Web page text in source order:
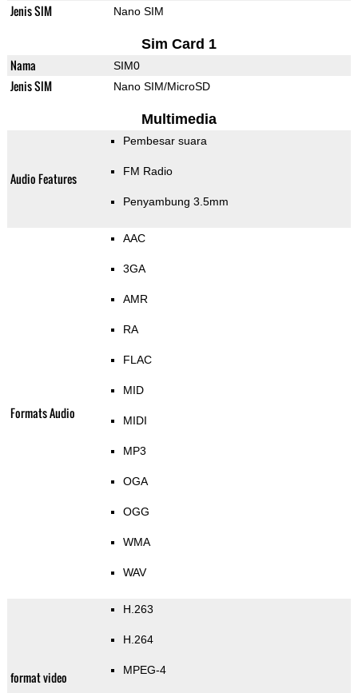
Jenis SIM Nano SIM
Sim Card 1
Nama SIM0
Jenis SIM Nano SIM/MicroSD
Multimedia
Audio Features
Pembesar suara
FM Radio
Penyambung 3.5mm
Formats Audio
AAC
3GA
AMR
RA
FLAC
MID
MIDI
MP3
OGA
OGG
WMA
WAV
format video
H.263
H.264
MPEG-4